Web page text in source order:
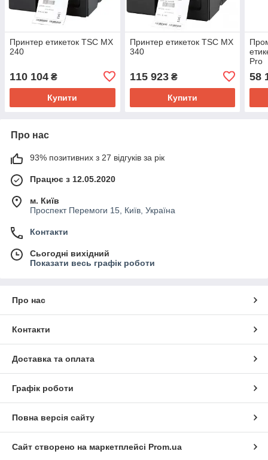
Принтер етикеток TSC MX
240
110 104 ₴
Купити
Принтер етикеток TSC MX
340
115 923₴
Купити
Pro
58
Про нас
93% позитивних з 27 відгуків за рік
Працює з 12.05.2020
м. Київ
Проспект Перемоги 15, Київ, Україна
Контакти
Сьогодні вихідний
Показати весь графік роботи
Про нас
Контакти
Доставка та оплата
Графік роботи
Повна версія сайту
Сайт створено на маркетплейсі Prom.ua